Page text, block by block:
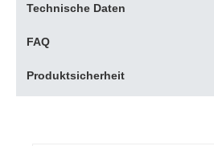
Technische Daten
FAQ
Produktsicherheit